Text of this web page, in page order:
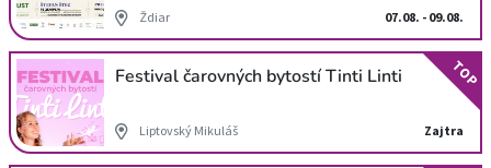
Ždiar 07.08. - 09.08.
Festival čarovných bytostí Tinti Linti
Liptovský Mikuláš Zajtra
TOP